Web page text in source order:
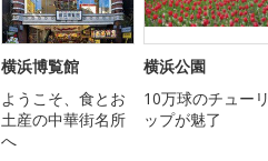
横浜博覧館
ようこそ、食とお
土産の中華街名所
へ
横浜公園
10万球のチューリ
ップが魅了